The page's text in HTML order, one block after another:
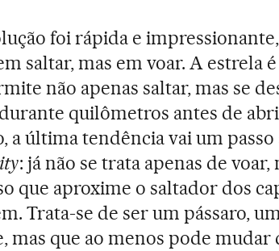
foi rápida e
saltar, mas em voar. A estrela
não apenas saltar, mas se
quilômetros antes de
a última tendência vai um
: já não se trata apenas de
que aproxime o saltador dos
Trata-se de ser um pássaro,
mas que ao menos pode mudar